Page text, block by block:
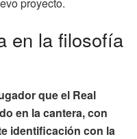
en la filosofía
que el Real
en la cantera, con
identificación con la